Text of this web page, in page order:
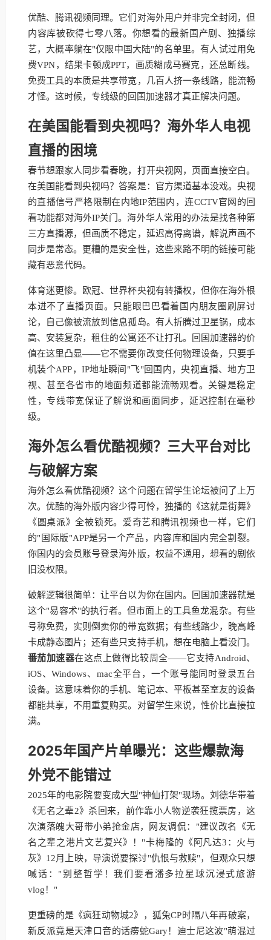
优酷、腾讯视频同理。它们对海外用户并非完全封闭，但
内容库被砍得七零八落。你想看的最新国产剧、独播综
艺，大概率躺在"仅限中国大陆"的名单里。有人试过用免
费VPN，结果卡顿成PPT，画质糊成马赛克，还总断线。
免费工具的本质是共享带宽，几百人挤一条线路，能流畅
才怪。这时候，专线级的回国加速器才真正解决问题。
在美国能看到央视吗？海外华人电视
直播的困境
春节想跟家人同步看春晚，打开央视网，页面直接空白。
在美国能看到央视吗？答案是：官方渠道基本没戏。央视
的直播信号严格限制在内地IP范围内，连CCTV官网的回
看功能都对海外IP关门。海外华人常用的办法是找各种第
三方直播源，但画质不稳定，延迟高得离谱，解说声画不
同步是常态。更糟的是安全性，这些来路不明的链接可能
藏有恶意代码。
体育迷更惨。欧冠、世界杯央视有转播权，但你在海外根
本进不了直播页面。只能眼巴巴看着国内朋友圈刷屏讨
论，自己像被流放到信息孤岛。有人折腾过卫星锅，成本
高、安装复杂，租住的公寓还不让打孔。回国加速器的价
值在这里凸显——它不需要你改变任何物理设备，只要手
机装个APP，IP地址瞬间"飞"回国内，央视直播、地方卫
视、甚至各省市的地面频道都能流畅观看。关键是稳定
性，专线带宽保证了解说和画面同步，延迟控制在毫秒
级。
海外怎么看优酷视频？三大平台对比
与破解方案
海外怎么看优酷视频？这个问题在留学生论坛被问了上万
次。优酷的海外版内容少得可怜，独播的《这就是街舞》
《圆桌派》全被锁死。爱奇艺和腾讯视频也一样，它们
的"国际版"APP是另一个产品，内容库和国内完全割裂。
你国内的会员账号登录海外版，权益不通用，想看的剧依
旧没权限。
破解逻辑很简单：让平台以为你在国内。回国加速器就是
这个"易容术"的执行者。但市面上的工具鱼龙混杂。有些
号称免费，实则倒卖你的带宽数据；有些线路少，晚高峰
卡成静态图片；还有些只支持手机，想在电脑上看没门。
番茄加速器在这点上做得比较周全——它支持Android、
iOS、Windows、mac全平台，一个账号能同时登录五台
设备。这意味着你的手机、笔记本、平板甚至室友的设备
都能共享，不用重复购买。对留学生来说，性价比直接拉
满。
2025年国产片单曝光：这些爆款海
外党不能错过
2025年的电影院要变成大型"神仙打架"现场。刘德华带着
《无名之辈2》杀回来，前作靠小人物逆袭狂揽票房，这
次演落魄大哥带小弟抢金店，网友调侃："建议改名《无
名之辈之港片文艺复兴》！"卡梅隆的《阿凡达3：火与
灰》12月上映，导演说要探讨"仇恨与救赎"，但观众只想
喊话："别整哲学！我们要看潘多拉星球沉浸式旅游
vlog！"
更重磅的是《疯狂动物城2》，狐兔CP时隔八年再破案，
新反派竟是天津口音的话痨蛇Gary！迪士尼这波"萌混过